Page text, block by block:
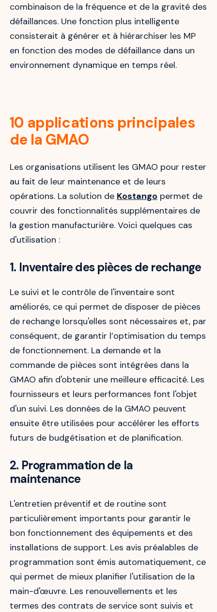
combinaison de la fréquence et de la gravité des
défaillances. Une fonction plus intelligente
consisterait à générer et à hiérarchiser les MP
en fonction des modes de défaillance dans un
environnement dynamique en temps réel.
10 applications principales
de la GMAO
Les organisations utilisent les GMAO pour rester
au fait de leur maintenance et de leurs
opérations. La solution de Kostango permet de
couvrir des fonctionnalités supplémentaires de
la gestion manufacturière. Voici quelques cas
d'utilisation :
1. Inventaire des pièces de rechange
Le suivi et le contrôle de l'inventaire sont
améliorés, ce qui permet de disposer de pièces
de rechange lorsqu'elles sont nécessaires et, par
conséquent, de garantir l’optimisation du temps
de fonctionnement. La demande et la
commande de pièces sont intégrées dans la
GMAO afin d'obtenir une meilleure efficacité. Les
fournisseurs et leurs performances font l'objet
d'un suivi. Les données de la GMAO peuvent
ensuite être utilisées pour accélérer les efforts
futurs de budgétisation et de planification.
2. Programmation de la
maintenance
L'entretien préventif et de routine sont
particulièrement importants pour garantir le
bon fonctionnement des équipements et des
installations de support. Les avis préalables de
programmation sont émis automatiquement, ce
qui permet de mieux planifier l'utilisation de la
main-d'œuvre. Les renouvellements et les
termes des contrats de service sont suivis et